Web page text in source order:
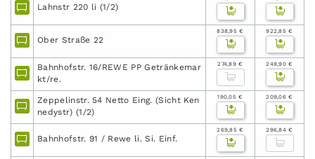
Lahnstr 220 li (1/2)
Ober Straße 22
838,95 € 922,85 €
Bahnhofstr. 16/REWE PP Getränkemar
kt/re.
274,89 € 249,90 €
Zeppelinstr. 54 Netto Eing. (Sicht Ken
nedystr) (1/2)
190,05 € 209,06 €
Bahnhofstr. 91 / Rewe li. Si. Einf.
269,85 € 296,84 €